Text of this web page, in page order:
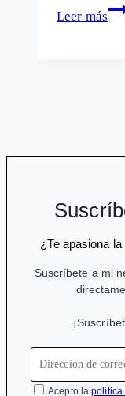
Leer más
La
¿Te apasiona
Suscríbete a mi
Acepto lapolítica